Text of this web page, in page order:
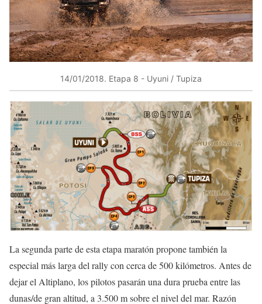
14/01/2018​. Etapa 8 ​- Uyuni / Tupiza​
​La segunda parte de esta etapa maratón propone también la
especial más larga del rally con cerca de 500 kilómetros. Antes de
dejar el Altiplano, los pilotos pasarán una dura prueba entre las
dunas/de gran altitud, a 3.500 m sobre el nivel del mar. Razón